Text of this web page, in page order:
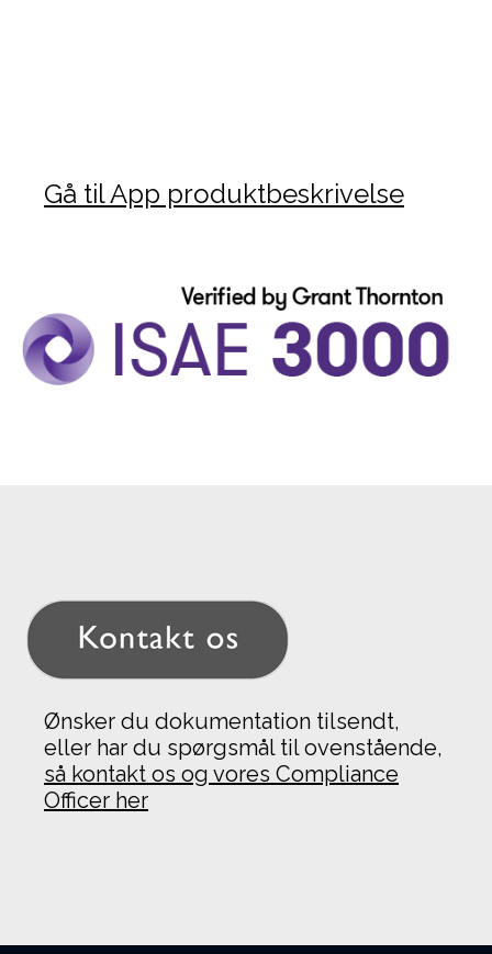
Gå til App produktbeskrivelse
Ønsker du dokumentation tilsendt,
eller har du spørgsmål til ovenstående,
så kontakt os og vores Compliance
Officer her